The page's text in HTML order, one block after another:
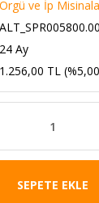
Örgü ve İp
24 Ay
1.256,00 TL
SEPETE EKLE